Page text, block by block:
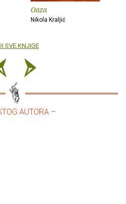
Oaza
Nikola Kraljić
SVE KNJIGE
AUTORA –